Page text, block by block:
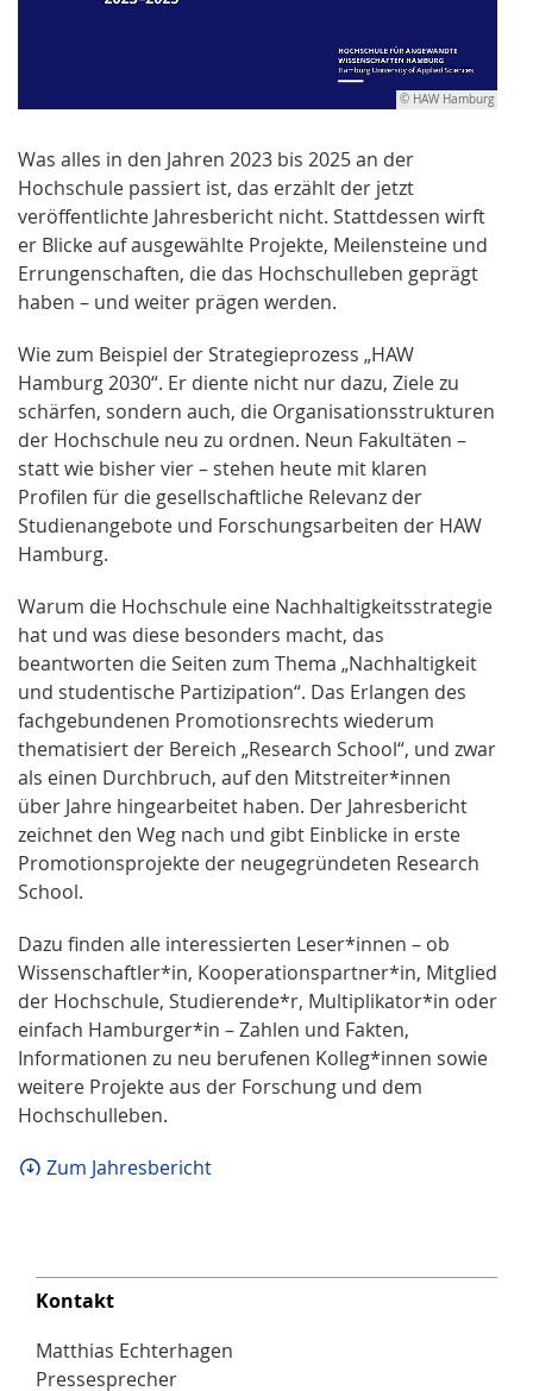
© HAW Hamburg
Was alles in den Jahren 2023 bis 2025 an der
Hochschule passiert ist, das erzählt der jetzt
veröffentlichte Jahresbericht nicht. Stattdessen wirft
er Blicke auf ausgewählte Projekte, Meilensteine und
Errungenschaften, die das Hochschulleben geprägt
haben – und weiter prägen werden.
Wie zum Beispiel der Strategieprozess „HAW
Hamburg 2030“. Er diente nicht nur dazu, Ziele zu
schärfen, sondern auch, die Organisationsstrukturen
der Hochschule neu zu ordnen. Neun Fakultäten –
statt wie bisher vier – stehen heute mit klaren
Profilen für die gesellschaftliche Relevanz der
Studienangebote und Forschungsarbeiten der HAW
Hamburg.
Warum die Hochschule eine Nachhaltigkeitsstrategie
hat und was diese besonders macht, das
beantworten die Seiten zum Thema „Nachhaltigkeit
und studentische Partizipation“. Das Erlangen des
fachgebundenen Promotionsrechts wiederum
thematisiert der Bereich „Research School“, und zwar
als einen Durchbruch, auf den Mitstreiter*innen
über Jahre hingearbeitet haben. Der Jahresbericht
zeichnet den Weg nach und gibt Einblicke in erste
Promotionsprojekte der neugegründeten Research
School.
Dazu finden alle interessierten Leser*innen – ob
Wissenschaftler*in, Kooperationspartner*in, Mitglied
der Hochschule, Studierende*r, Multiplikator*in oder
einfach Hamburger*in – Zahlen und Fakten,
Informationen zu neu berufenen Kolleg*innen sowie
weitere Projekte aus der Forschung und dem
Hochschulleben.
Zum Jahresbericht
Kontakt
Matthias Echterhagen
Pressesprecher